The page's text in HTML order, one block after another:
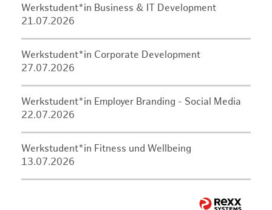
Werkstudent*in Business & IT Development
21.07.2026
Werkstudent*in Corporate Development
27.07.2026
Werkstudent*in Employer Branding - Social Media
22.07.2026
Werkstudent*in Fitness und Wellbeing
13.07.2026